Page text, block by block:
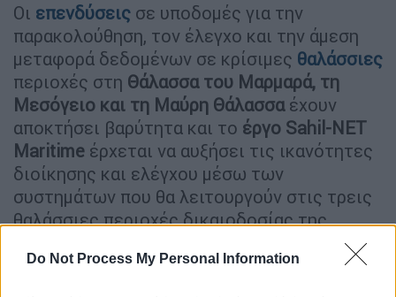
Do Not Process My Personal Information
Οι επενδύσεις σε υποδομές για την
παρακολούθηση, τον έλεγχο και την άμεση
μεταφορά δεδομένων σε κρίσιμες θαλάσσιες
περιοχές στη Θάλασσα του Μαρμαρά, τη
Μεσόγειο και τη Μαύρη Θάλασσαέχουν
αποκτήσει βαρύτητα και το έργο Sahil-NET
Maritime έρχεται να αυξήσει τις ικανότητες
διοίκησης και ελέγχου μέσω των
συστημάτων που θα λειτουργούν στις τρεις
θαλάσσιες περιοχές δικαιοδοσίας της